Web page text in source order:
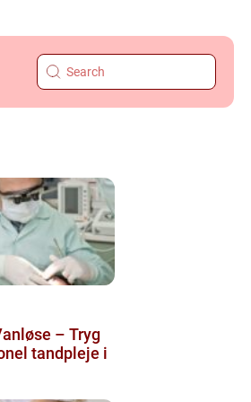
– Tryg
tandpleje i